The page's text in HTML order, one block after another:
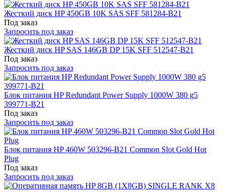
Жесткий диск HP 450GB 10K SAS SFF 581284-B21
Под заказ
Запросить под заказ
Жесткий диск HP SAS 146GB DP 15K SFF 512547-B21
Под заказ
Запросить под заказ
Блок питания HP Redundant Power Supply 1000W 380 g5
399771-B21
Под заказ
Запросить под заказ
Блок питания HP 460W 503296-B21 Common Slot Gold Hot
Plug
Под заказ
Запросить под заказ